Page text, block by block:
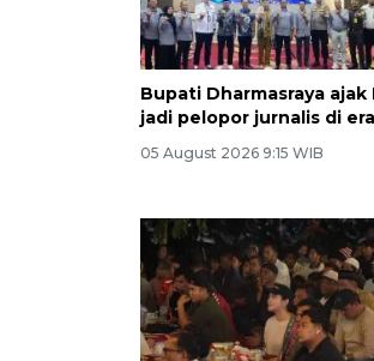
Bupati Dharmasraya ajak
jadi pelopor jurnalis di
05 August 2026 9:15 WIB